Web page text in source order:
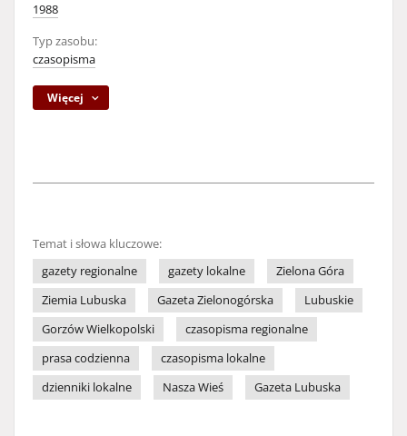
1988
Typ zasobu:
czasopisma
Więcej
Temat i słowa kluczowe:
gazety regionalne
gazety lokalne
Zielona Góra
Ziemia Lubuska
Gazeta Zielonogórska
Lubuskie
Gorzów Wielkopolski
czasopisma regionalne
prasa codzienna
czasopisma lokalne
dzienniki lokalne
Nasza Wieś Gazeta Lubuska